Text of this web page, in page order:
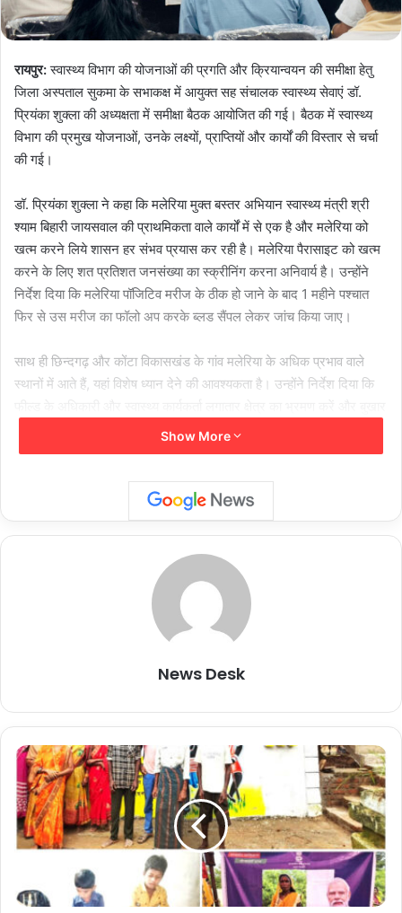
रायपुर:स्वास्थ्य विभाग की योजनाओं की प्रगति और क्रियान्वयन की समीक्षा हेतु
जिला अस्पताल सुकमा के सभाकक्ष में आयुक्त सह संचालक स्वास्थ्य सेवाएं डॉ.
प्रियंका शुक्ला की अध्यक्षता में समीक्षा बैठक आयोजित की गई। बैठक में स्वास्थ्य
विभाग की प्रमुख योजनाओं, उनके लक्ष्यों, प्राप्तियों और कार्यों की विस्तार से चर्चा
की गई।
डॉ. प्रियंका शुक्ला ने कहा कि मलेरिया मुक्त बस्तर अभियान स्वास्थ्य मंत्री श्री
श्याम बिहारी जायसवाल की प्राथमिकता वाले कार्यों में से एक है और मलेरिया को
खत्म करने लिये शासन हर संभव प्रयास कर रही है। मलेरिया पैरासाइट को खत्म
करने के लिए शत प्रतिशत जनसंख्या का स्क्रीनिंग करना अनिवार्य है। उन्होंने
निर्देश दिया कि मलेरिया पॉजिटिव मरीज के ठीक हो जाने के बाद 1 महीने पश्चात
फिर से उस मरीज का फॉलो अप करके ब्लड सैंपल लेकर जांच किया जाए।
साथ ही छिन्दगढ़ और कोंटा विकासखंड के गांव मलेरिया के अधिक प्रभाव वाले
स्थानों में आते हैं, यहां विशेष ध्यान देने की आवश्यकता है। उन्होंने निर्देश दिया कि
से पीड़ित व्यक्ति का मलेरिया जांच भी करना सुनिश्चित करें।
जायसवाल भी मलेरिया मुक्त अभियान की तैयारियों और कार्यों का जायजा लेने के
लिए बस्तर संभाग का भ्रमण करेंगे। उन्होंने कहा कि इस अभियान में किसी भी
प्रकार की लापरवाही बर्दाश्त नहीं की जाएगी। हॉस्टल, आश्रम और गांवों में
मच्छरदानी के उपयोग को प्रोत्साहित करना जरूरी है।
उन्होंने मलेरिया नियंत्रण के लिए फील्ड में जाकर जागरूकता फैलाने और चिकित्सा
कार्यों को और अधिक सघन करने के निर्देश दिए। डॉ. शुक्ला ने सभी अधिकारियों
आपसी समन्वय से कार्य करें। उन्होंने कहा कि शासन की मंशा है कि योजनाओं का
यह भी पढ़ें :- खेल युवाओं में साहस, शक्ति और दृढ़ संकल्प का विकास
करते हैं : मुख्यमंत्री विष्णु देव साय….
शेयर करें :-
More
Show More
News Desk
पी
म
-
ज
न
यो